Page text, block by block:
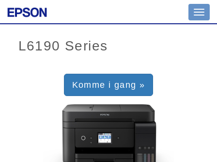
Komme i gang »